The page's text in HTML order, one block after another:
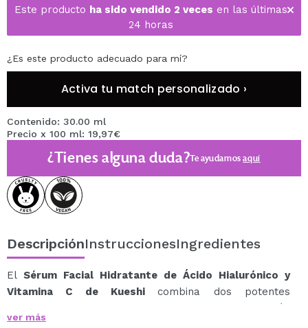
Este producto ha sido vendido 2 veces en las últimas
24 horas
¿Es este producto adecuado para mí?
Activa tu match personalizado ›
Contenido: 30.00 ml
Precio x 100 ml: 19,97€
¿Tienes alguna duda?Te ayudamosaquí
DescripciónInstruccionesIngredientes
El Sérum Facial Hidratante de Ácido Hialurónico y
Vitamina C de Kueshicombina dos potentes
ingredientes para proporcionar una hidratación
profunda y mejorar la elasticidad de la piel.
ver más